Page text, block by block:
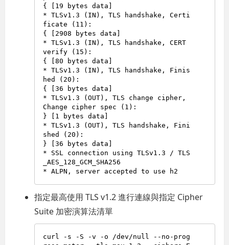
{ [19 bytes data]
* TLSv1.3 (IN), TLS handshake, Certi
ficate (11):
{ [2908 bytes data]
* TLSv1.3 (IN), TLS handshake, CERT
verify (15):
{ [80 bytes data]
* TLSv1.3 (IN), TLS handshake, Finis
hed (20):
{ [36 bytes data]
* TLSv1.3 (OUT), TLS change cipher,
Change cipher spec (1):
} [1 bytes data]
* TLSv1.3 (OUT), TLS handshake, Fini
shed (20):
} [36 bytes data]
* SSL connection using TLSv1.3 / TLS
_AES_128_GCM_SHA256
指定最高使用 TLS v1.2 進行連線與指定 Cipher
Suite 加密演算法清單
curl -s -S -v -o /dev/null --no-prog